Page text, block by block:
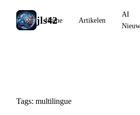
jls42
Home Artikelen
AI
Tags: multilingue